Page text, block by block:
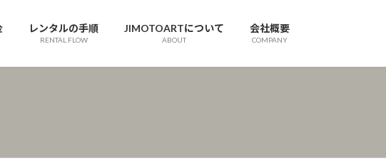
レンタルの手順
RENTAL FLOW
JIMOTOARTについて
ABOUT
会社概要
COMPANY